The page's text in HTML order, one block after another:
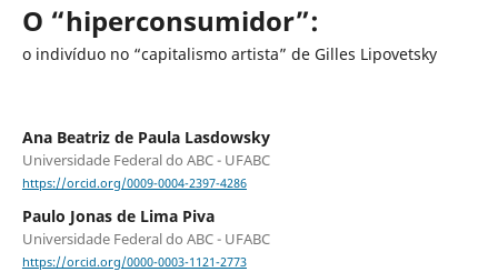
O “hiperconsumidor”:
o indivíduo no “capitalismo artista” de Gilles Lipovetsky
Ana Beatriz de Paula Lasdowsky
Universidade Federal do ABC - UFABC
https://orcid.org/0009-0004-2397-4286
Paulo Jonas de Lima Piva
Universidade Federal do ABC - UFABC
https://orcid.org/0000-0003-1121-2773